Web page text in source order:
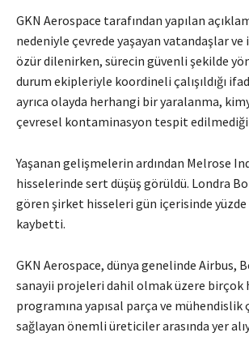
GKN Aerospace tarafından yapılan
nedeniyle çevrede yaşayan vatandaşlar
özür dilenirken, sürecin güvenli şekilde
durum ekipleriyle koordineli çalışıldığı
ayrıca olayda herhangi bir yaralanma,
çevresel kontaminasyon tespit
Yaşanan gelişmelerin ardından Melrose
hisselerinde sert düşüş görüldü. Londra
gören şirket hisseleri gün içerisinde yüzde
kaybetti.
GKN Aerospace, dünya genelinde Airbus,
sanayii projeleri dahil olmak üzere birçok
programına yapısal parça ve
sağlayan önemli üreticiler arasında yer